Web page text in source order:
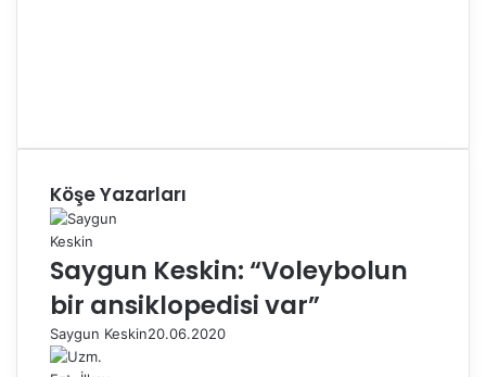
Köşe Yazarları
Saygun Keskin: “Voleybolun
bir ansiklopedisi var”
Saygun Keskin20.06.2020